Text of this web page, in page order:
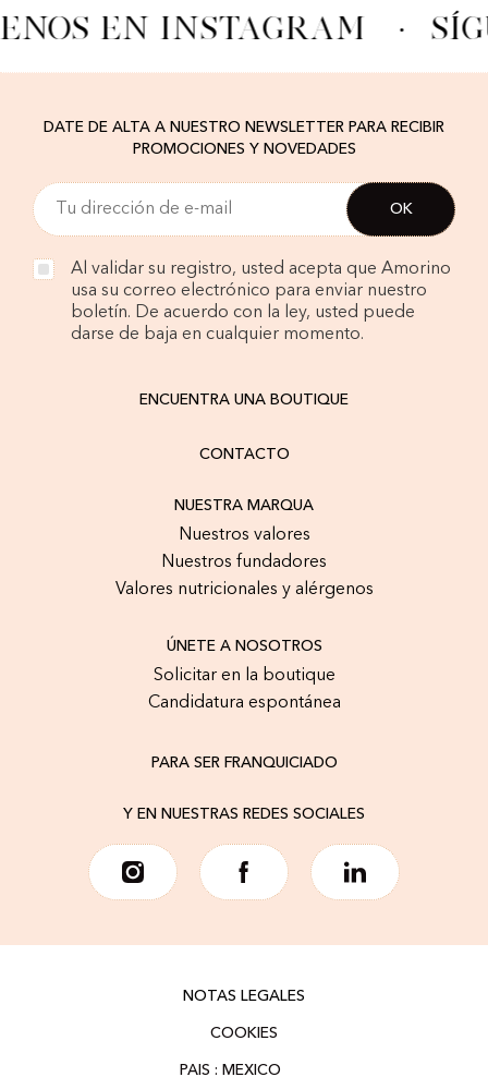
EN INSTAGRAM ·
DATE DE ALTA A NUESTRO NEWSLETTER PARA RECIBIR
PROMOCIONES Y NOVEDADES
Al validar su registro, usted acepta que Amorino
usa su correo electrónico para enviar nuestro
boletín. De acuerdo con la ley, usted puede
darse de baja en cualquier momento.
ENCUENTRA UNA BOUTIQUE
CONTACTO
NUESTRA MARQUA
Nuestros valores
Nuestros fundadores
Valores nutricionales y alérgenos
ÚNETE A NOSOTROS
Solicitar en la boutique
Candidatura espontánea
PARA SER FRANQUICIADO
Y EN NUESTRAS REDES SOCIALES
NOTAS LEGALES
COOKIES